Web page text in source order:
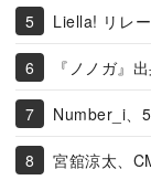
Liella! リレ
『ノノガ』
Number_i、
宮舘涼太、